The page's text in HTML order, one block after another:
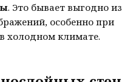
. Это бывает выгодно из
особенно при
холодном климате.